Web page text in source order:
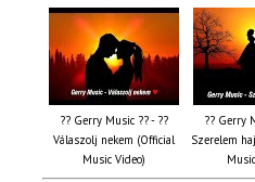
?? Gerry Music ?? - ??
Válaszolj nekem (Official
Music Video)
?? Gerry
Szerelem